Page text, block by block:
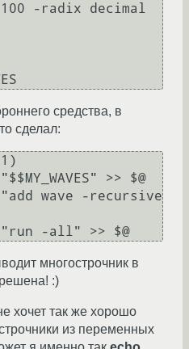
-radix decimal
средства, в
сделал:
"run -all" >> $@
многострочник в
:)
хочет так же хорошо
из переменных